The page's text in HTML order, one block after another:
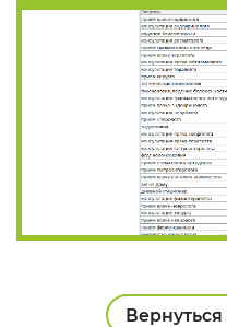
Вернуться